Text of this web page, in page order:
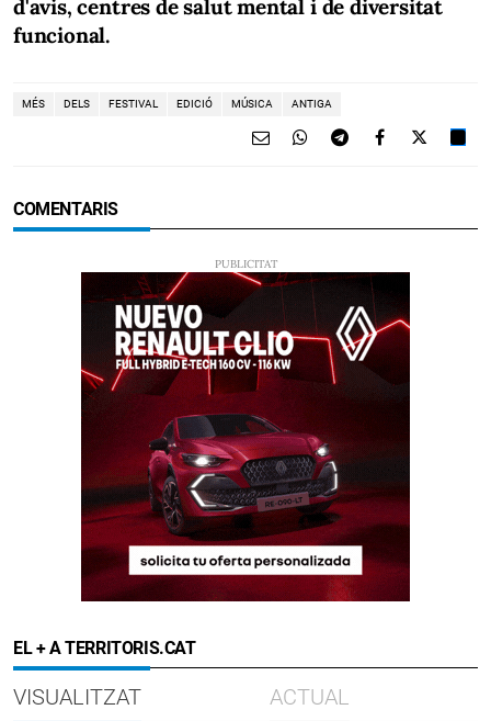
d'avis, centres de salut mental i de diversitat
funcional.
MÉS DELS FESTIVAL EDICIÓ MÚSICA ANTIGA
COMENTARIS
EL + A TERRITORIS.CAT
VISUALITZAT ACTUAL